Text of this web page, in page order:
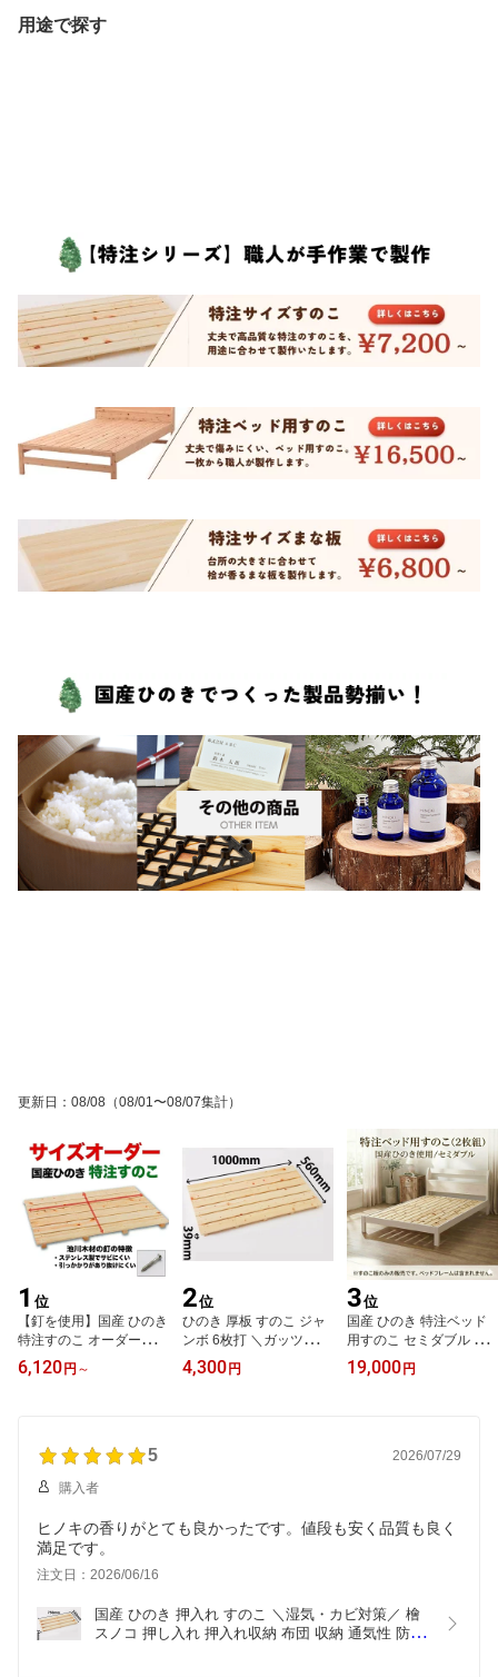
用途で探す
更新日 ： 08/08 （08/01〜08/07集計）
1 位
【釘を使用】国産 ひのき
特注すのこ オーダーメイ
ド 檜 スノコ ＼高さ39m
m,62mm 幅370〜1,030
消臭 湿気取り 梅雨 結露
床材 ベランダ 日本製
6,120円 ～
2位
ひのき 厚板 すのこ ジャ
ンボ 6枚打 ＼ガッツリ頑
丈／ 国産 檜 木製 特大 大
型 ビッグサイズ 押入れ
4,300円
3位
国産 ひのき 特注ベッド
用すのこ セミダブル 2枚
セット 幅〜1,200mm 長
さ〜1,100mm オーダー
り 梅雨 結露 対策 頑丈 丈
19,000円
5 2026/07/29
購入者
ヒノキの香りがとても良かったです。値段も安く品質も良く
満足です。
注文日：2026/06/16
国産 ひのき 押入れ すのこ ＼湿気・カビ対策／ 檜
スノコ 押し入れ 押入れ収納 布団 収納 通気性 防虫